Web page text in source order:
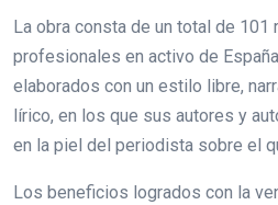
La obra consta de un total de
profesionales en activo de
elaborados con un estilo libre,
lírico, en los que sus autores y
en la piel del periodista sobre el
Los beneficios logrados con la